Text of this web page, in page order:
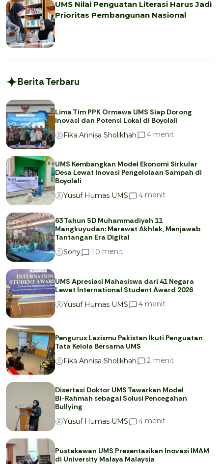
UMS Nilai Penguatan Literasi Harus Jadi
Prioritas Pembangunan Nasional
Berita Terbaru
Lima Tim PPK Ormawa UMS Siap Dorong
Inovasi dan Potensi Lokal di Boyolali
Fika Annisa Sholikhah
4 menit
UMS Kembangkan Model Ekonomi Sirkular
Desa Lewat Inovasi Pengelolaan Sampah di
Boyolali
Yusuf Humas UMS
4 menit
63 Tahun SD Muhammadiyah 11
Mangkuyudan: Merawat Akhlak, Menjawab
Tantangan Era Digital
Sony
1 0 menit
UMS Apresiasi Mahasiswa dari 41 Negara
Lewat International Student Award 2026
Yusuf Humas UMS
4 menit
Pengurus Lazismu Pakistan Ikuti Penguatan
Tata Kelola Bersama UMS
Fika Annisa Sholikhah
2 menit
Disertasi Doktor UMS Tawarkan Model
Bi-Rahmah sebagai Solusi Pencegahan
Bullying
Yusuf Humas UMS
4 menit
Pustakawan UMS Presentasikan Inovasi IMAM
di University Malaya Malaysia